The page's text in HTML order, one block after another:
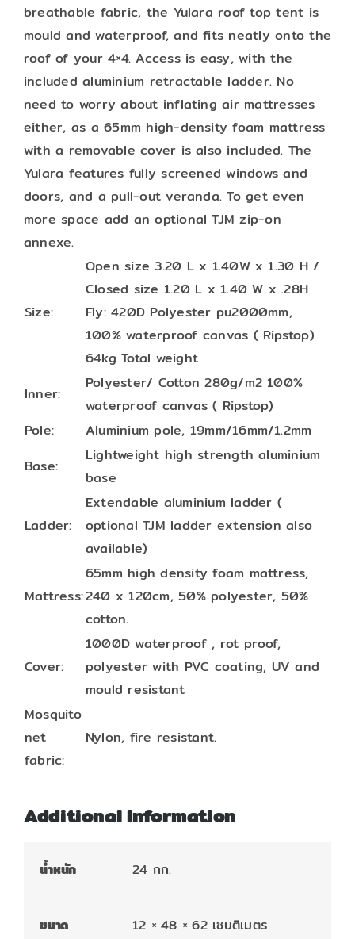
breathable fabric, the Yulara roof top tent is
mould and waterproof, and fits neatly onto the
roof of your 4×4. Access is easy, with the
included aluminium retractable ladder. No
need to worry about inflating air mattresses
either, as a 65mm high-density foam mattress
with a removable cover is also included. The
Yulara features fully screened windows and
doors, and a pull-out veranda. To get even
more space add an optional TJM zip-on
annexe.
Size:
Open size 3.20 L x 1.40W x 1.30 H /
Closed size 1.20 L x 1.40 W x .28H
Fly: 420D Polyester pu2000mm,
100% waterproof canvas ( Ripstop)
64kg Total weight
Inner:
Polyester/ Cotton 280g/m2 100%
waterproof canvas ( Ripstop)
Pole:
Aluminium pole, 19mm/16mm/1.2mm
Base:
Lightweight high strength aluminium
base
Ladder:
Extendable aluminium ladder (
optional TJM ladder extension also
available)
Mattress:
65mm high density foam mattress,
240 x 120cm, 50% polyester, 50%
cotton.
Cover:
1000D waterproof , rot proof,
polyester with PVC coating, UV and
mould resistant
Mosquito
net
fabric:
Nylon, fire resistant.
Additional Information
น้ำหนัก 24 กก.
ขนาด 12 × 48 × 62 เซนติเมตร